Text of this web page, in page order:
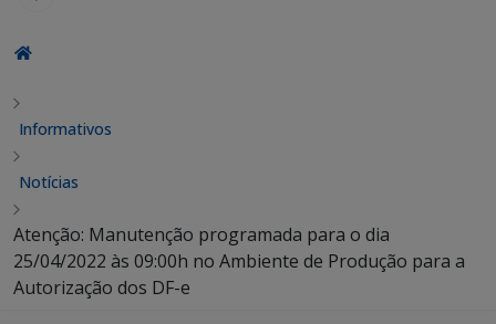
Informativos
Notícias
Atenção: Manutenção programada para o dia
25/04/2022 às 09:00h no Ambiente de Produção para a
Autorização dos DF-e